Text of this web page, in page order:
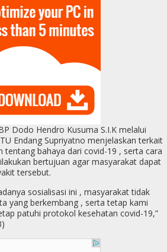
Dodo Hendro Kusuma S.I.K melalui
Endang Supriyatno menjelaskan terkait
tentang bahaya dari covid-19 , serta cara
bertujuan agar masyarakat dapat
tersebut.
sosialisasi ini , masyarakat tidak
yang berkembang , serta tetap kami
patuhi protokol kesehatan covid-19,”